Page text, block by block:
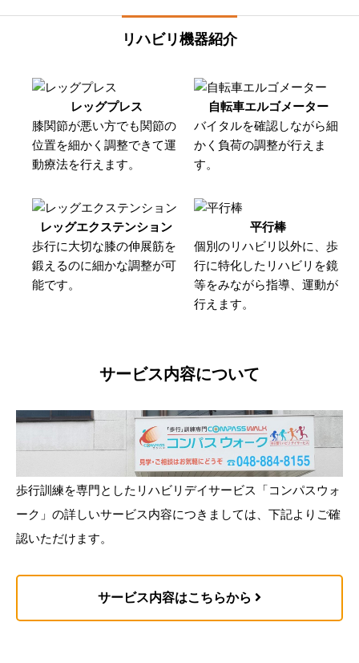
リハビリ機器紹介
レッグプレス
膝関節が悪い方でも関節の
位置を細かく調整できて運
動療法を行えます。
自転車エルゴメーター
バイタルを確認しながら細
かく負荷の調整が行えま
す。
レッグエクステンション
歩行に大切な膝の伸展筋を
鍛えるのに細かな調整が可
能です。
平行棒
個別のリハビリ以外に、歩
行に特化したリハビリを鏡
等をみながら指導、運動が
行えます。
サービス内容について
歩行訓練を専門としたリハビリデイサービス「コンパスウォ
ーク」の詳しいサービス内容につきましては、下記よりご確
認いただけます。
サービス内容はこちらから